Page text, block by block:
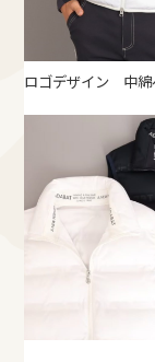
ロゴデザイン 中